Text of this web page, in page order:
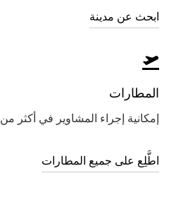
ابحث عن مدينة
المطارات
إمكانية إجراء المشاوير في أكثر من 700 مطار.
اطَّلِع على جميع المطارات